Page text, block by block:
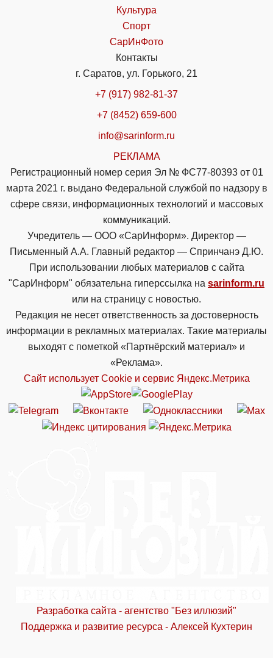
Культура
Спорт
СарИнФото
Контакты
г. Саратов, ул. Горького, 21
+7 (917) 982-81-37
+7 (8452) 659-600
info@sarinform.ru
РЕКЛАМА
Регистрационный номер серия Эл № ФС77-80393 от 01
марта 2021 г. выдано Федеральной службой по надзору в
сфере связи, информационных технологий и массовых
коммуникаций.
Учредитель — ООО «СарИнформ». Директор —
Письменный А.А. Главный редактор — Спринчанэ Д.Ю.
При использовании любых материалов с сайта
"СарИнформ" обязательна гиперссылка на sarinform.ru
или на страницу с новостью.
Редакция не несет ответственность за достоверность
информации в рекламных материалах. Такие материалы
выходят с пометкой «Партнёрский материал» и
«Реклама».
Сайт использует Cookie и сервиc Яндекс.Метрика
Разработка сайта - агентство "Без иллюзий"
Поддержка и развитие ресурса - Алексей Кухтерин